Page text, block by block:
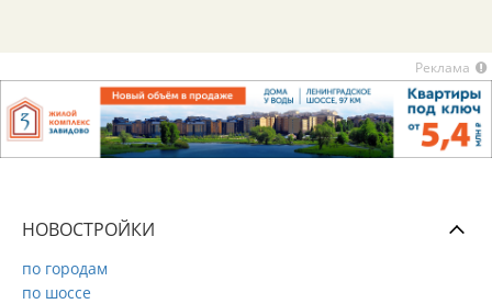
Реклама
НОВОСТРОЙКИ
по городам
по шоссе